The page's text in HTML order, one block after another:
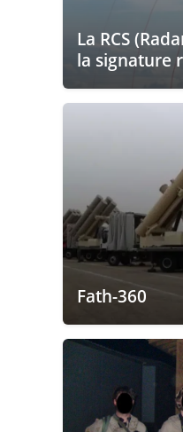
La RCS
la signature
Fath-360